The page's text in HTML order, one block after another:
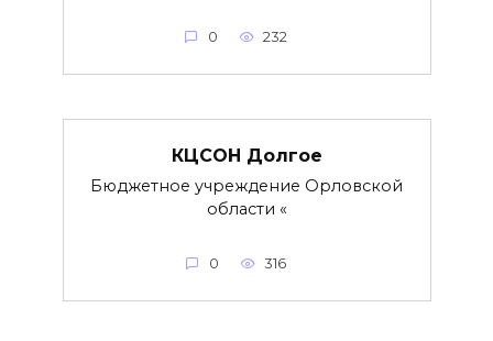
0 232
КЦСОН Долгое
Бюджетное учреждение Орловской
области «
0 316